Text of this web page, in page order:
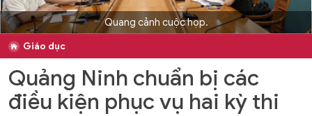
Quang cảnh cuộc họp.
Giáo dục
Quảng Ninh chuẩn bị các
điều kiện phục vụ hai kỳ thi